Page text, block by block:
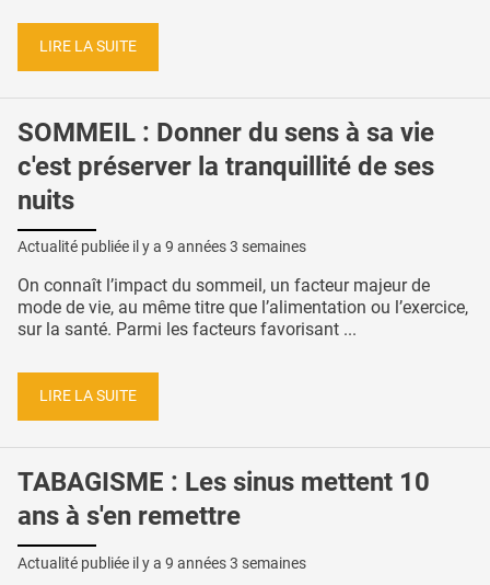
LIRE LA SUITE
SOMMEIL : Donner du sens à sa vie
c'est préserver la tranquillité de ses
nuits
Actualité publiée il y a 9 années 3 semaines
On connaît l’impact du sommeil, un facteur majeur de
mode de vie, au même titre que l’alimentation ou l’exercice,
sur la santé. Parmi les facteurs favorisant ...
LIRE LA SUITE
TABAGISME : Les sinus mettent 10
ans à s'en remettre
Actualité publiée il y a 9 années 3 semaines